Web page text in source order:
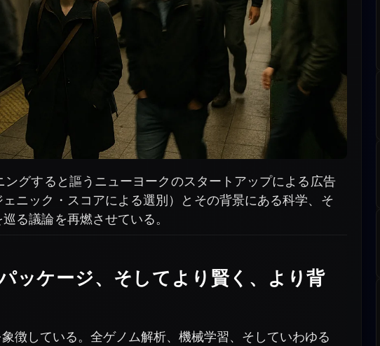
グすると謳うニューヨークのスタートアップによる広告
ニック・スコアによる選別）とその背景にある科学、そ
る議論を再燃させている。
ッケージ、そしてより賢く、より背
徴している。全ゲノム解析、機械学習、そしていわゆる